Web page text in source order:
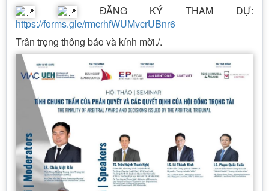
ĐĂNG KÝ THAM DỰ:
https://forms.gle/rmcrhfWUMvcrUBnr6
Trân trọng thông báo và kính mời./.